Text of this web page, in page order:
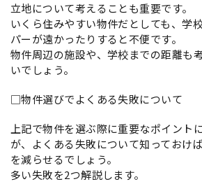
立地について考えることも重要です。
いくら住みやすい物件だとしても、学
パーが遠かったりすると不便です。
物件周辺の施設や、学校までの距離も
いでしょう。
□物件選びでよくある失敗について
上記で物件を選ぶ際に重要なポイント
が、よくある失敗について知っておけ
を減らせるでしょう。
多い失敗を2つ解説します。